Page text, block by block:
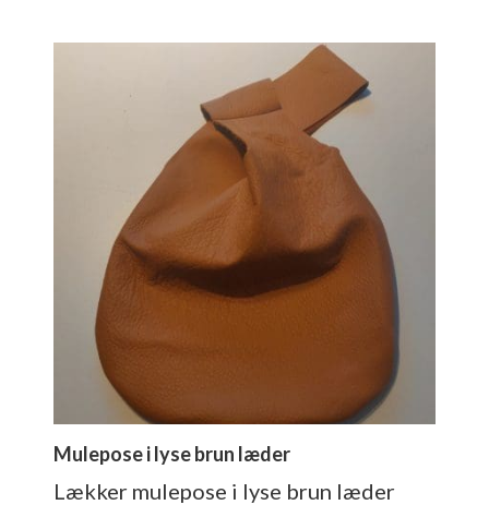
Mulepose i lyse brun læder
Lækker mulepose i lyse brun læder